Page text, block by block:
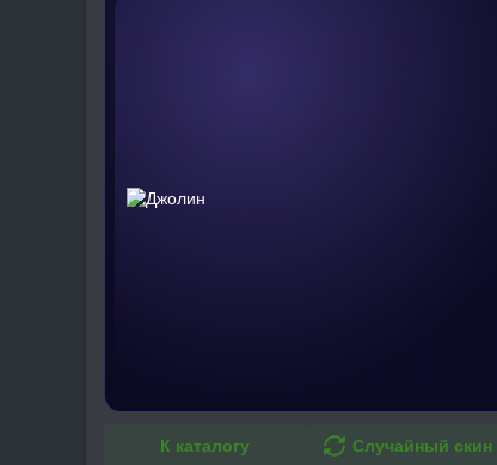
К каталогу Случайный скин